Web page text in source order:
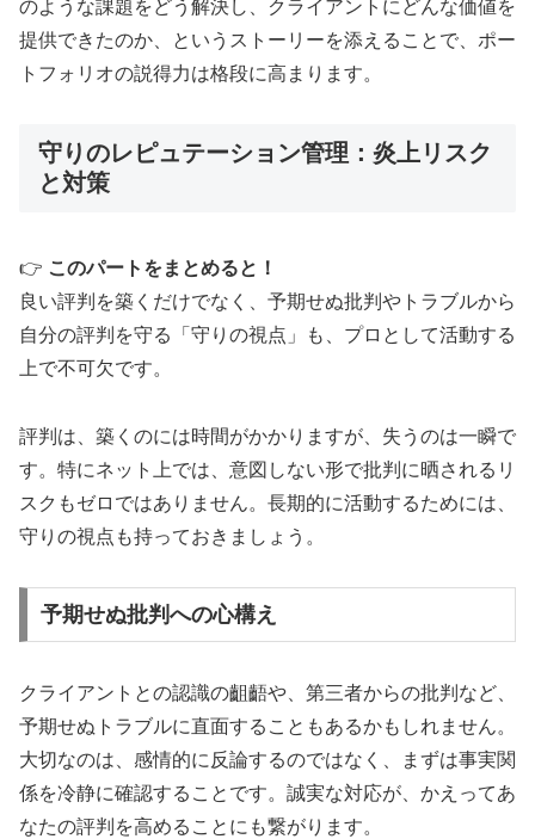
のような課題をどう解決し、クライアントにどんな価値を
提供できたのか、というストーリーを添えることで、ポー
トフォリオの説得力は格段に高まります。
守りのレピュテーション管理：炎上リスク
と対策
👉 このパートをまとめると！
良い評判を築くだけでなく、予期せぬ批判やトラブルから
自分の評判を守る「守りの視点」も、プロとして活動する
上で不可欠です。
評判は、築くのには時間がかかりますが、失うのは一瞬で
す。特にネット上では、意図しない形で批判に晒されるリ
スクもゼロではありません。長期的に活動するためには、
守りの視点も持っておきましょう。
予期せぬ批判への心構え
クライアントとの認識の齟齬や、第三者からの批判など、
予期せぬトラブルに直面することもあるかもしれません。
大切なのは、感情的に反論するのではなく、まずは事実関
係を冷静に確認することです。誠実な対応が、かえってあ
なたの評判を高めることにも繋がります。